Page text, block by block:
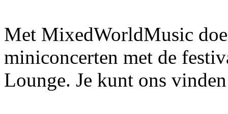
Met MixedWorldMusic
miniconcerten met de
Lounge. Je kunt ons